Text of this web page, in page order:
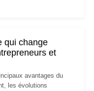
à un environnement
qui change
et
avantages du
les évolutions